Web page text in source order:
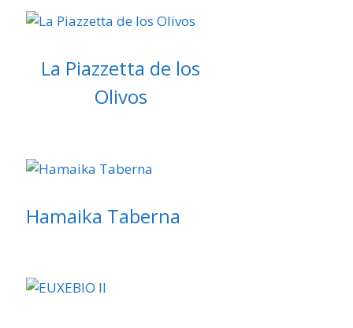
La Piazzetta de los
Olivos
Hamaika Taberna